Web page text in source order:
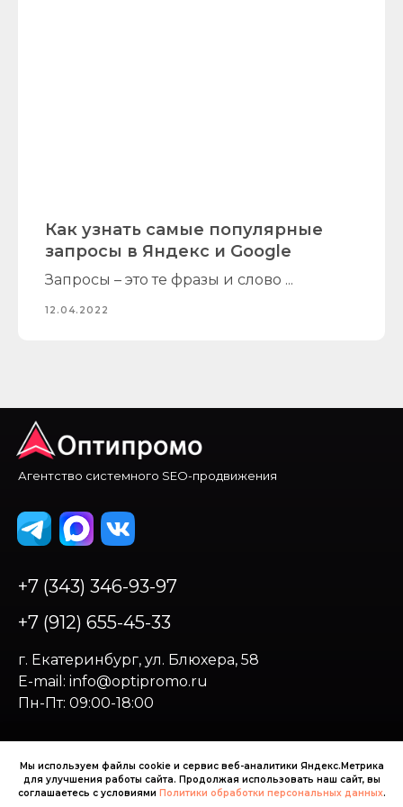
Как узнать самые популярные
запросы в Яндекс и Google
Запросы – это те фразы и слово ...
12.04.2022
Агентство системного SEO-продвижения
конфиденциальности
+7 (343) 346-93-97
+7 (912) 655-45-33
г. Екатеринбург, ул. Блюхера, 58
E-mail: info@optipromo.ru
Пн-Пт: 09:00-18:00
г. Екатеринбург © 2013-2026. Веб-студия Optipromo —
Мы используем файлы cookie и сервис веб-аналитики Яндекс.Метрика
для улучшения работы сайта. Продолжая использовать наш сайт, вы
соглашаетесь с условиями Политики обработки персональных данных.